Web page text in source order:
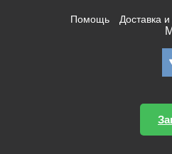
Помощь Доставка